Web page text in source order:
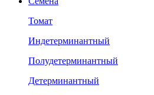
Томат
Индетерминантный
Полудетерминантный
Детерминантный